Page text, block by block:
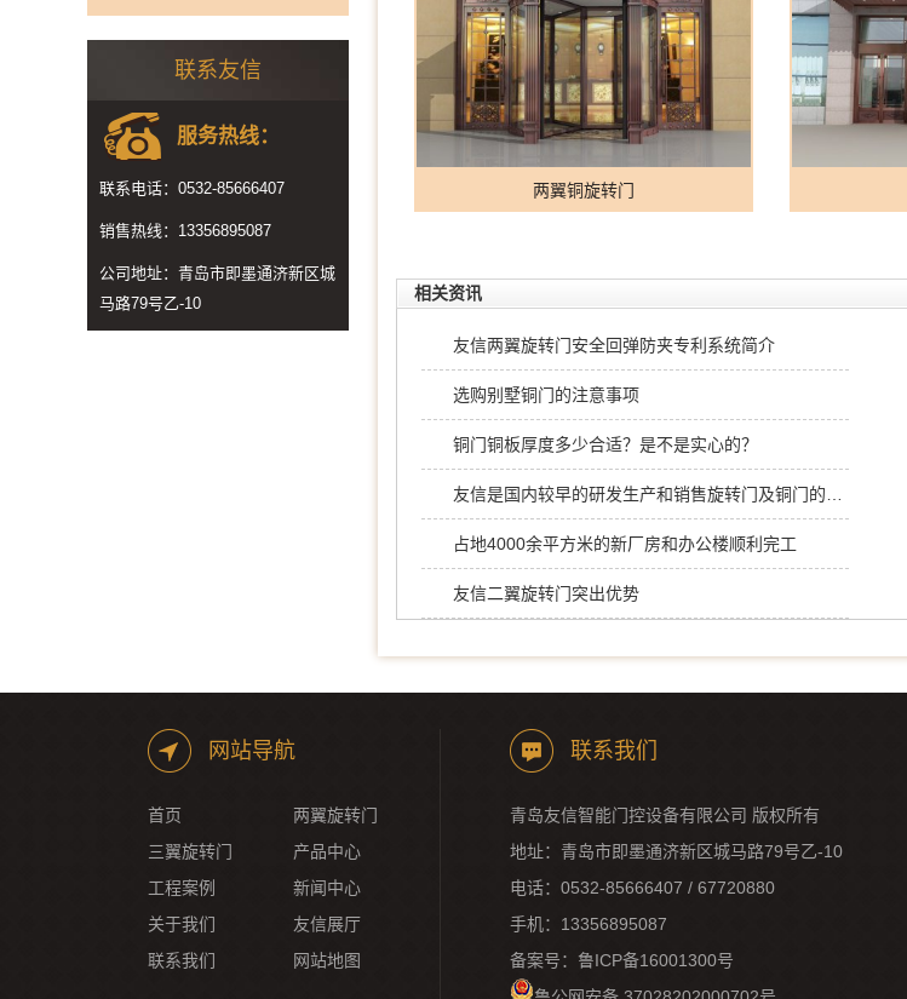
两翼铜旋转门
相关资讯
友信两翼旋转门安全回弹防夹专利系统简介
选购别墅铜门的注意事项
铜门铜板厚度多少合适？是不是实心的？
占地4000余平方米的新厂房和办公楼顺利完工
友信二翼旋转门突出优势
联系友信
服务热线：
联系电话：0532-85666407
销售热线：13356895087
公司地址：青岛市即墨通济新区城
马路79号乙-10
网站导航
首页
两翼旋转门
三翼旋转门
产品中心
工程案例
新闻中心
关于我们
友信展厅
联系我们
网站地图
联系我们
青岛友信智能门控设备有限公司 版权所有
地址：青岛市即墨通济新区城马路79号乙-10
电话：0532-85666407 / 67720880
手机：13356895087
备案号： 鲁ICP备16001300号